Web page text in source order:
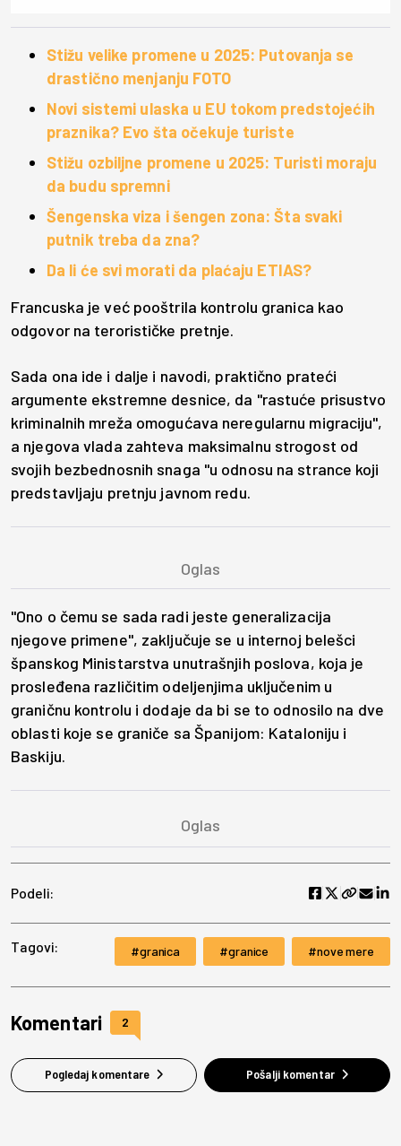
Stižu velike promene u 2025: Putovanja se
drastično menjanju FOTO
Novi sistemi ulaska u EU tokom predstojećih
praznika? Evo šta očekuje turiste
Stižu ozbiljne promene u 2025: Turisti moraju
da budu spremni
Šengenska viza i šengen zona: Šta svaki
putnik treba da zna?
Da li će svi morati da plaćaju ETIAS?
Francuska je već pooštrila kontrolu granica kao
odgovor na terorističke pretnje.
Sada ona ide i dalje i navodi, praktično prateći
argumente ekstremne desnice, da "rastuće prisustvo
kriminalnih mreža omogućava neregularnu migraciju",
a njegova vlada zahteva maksimalnu strogost od
svojih bezbednosnih snaga "u odnosu na strance koji
predstavljaju pretnju javnom redu.
"Ono o čemu se sada radi jeste generalizacija
njegove primene", zaključuje se u internoj belešci
španskog Ministarstva unutrašnjih poslova, koja je
prosleđena različitim odeljenjima uključenim u
graničnu kontrolu i dodaje da bi se to odnosilo na dve
oblasti koje se graniče sa Španijom: Kataloniju i
Baskiju.
Podeli:
Tagovi: granica granice nove mere
Komentari 2
Pogledaj komentare Pošalji komentar